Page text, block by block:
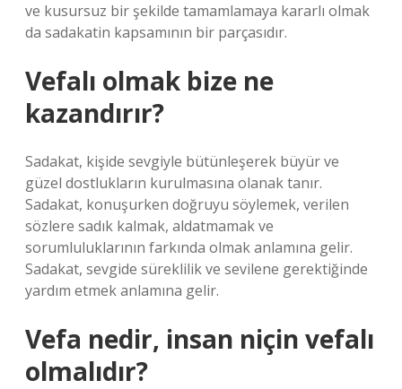
ve kusursuz bir şekilde tamamlamaya kararlı olmak
da sadakatin kapsamının bir parçasıdır.
Vefalı olmak bize ne
kazandırır?
Sadakat, kişide sevgiyle bütünleşerek büyür ve
güzel dostlukların kurulmasına olanak tanır.
Sadakat, konuşurken doğruyu söylemek, verilen
sözlere sadık kalmak, aldatmamak ve
sorumluluklarının farkında olmak anlamına gelir.
Sadakat, sevgide süreklilik ve sevilene gerektiğinde
yardım etmek anlamına gelir.
Vefa nedir, insan niçin vefalı
olmalıdır?